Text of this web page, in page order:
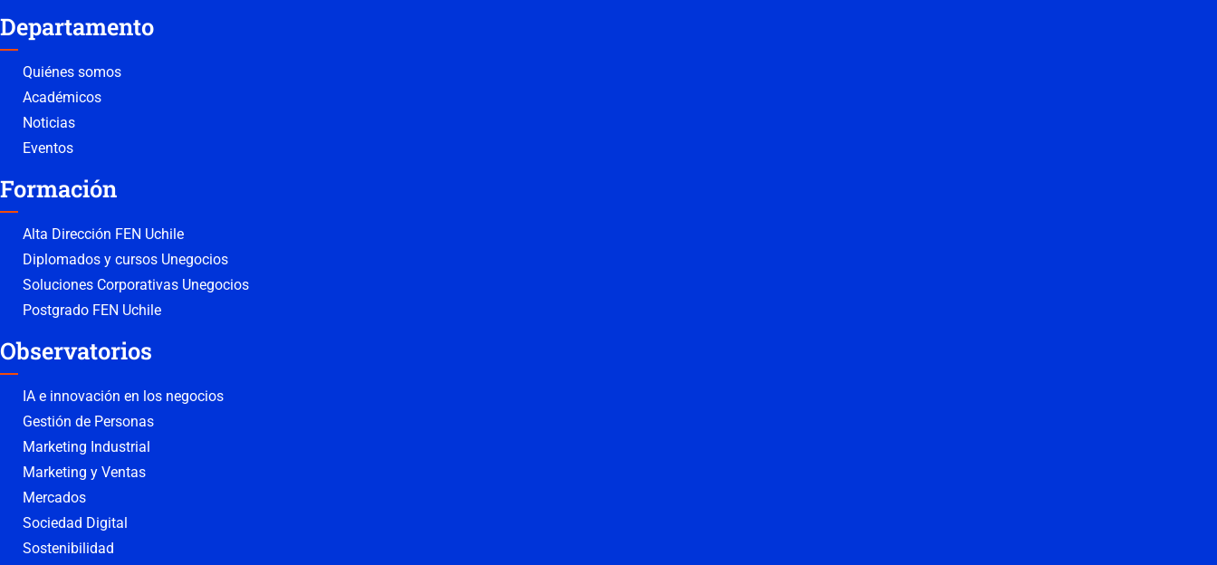
Departamento
Quiénes somos
Académicos
Noticias
Eventos
Formación
Alta Dirección FEN Uchile
Diplomados y cursos Unegocios
Soluciones Corporativas Unegocios
Postgrado FEN Uchile
Observatorios
IA e innovación en los negocios
Gestión de Personas
Marketing Industrial
Marketing y Ventas
Mercados
Sociedad Digital
Sostenibilidad